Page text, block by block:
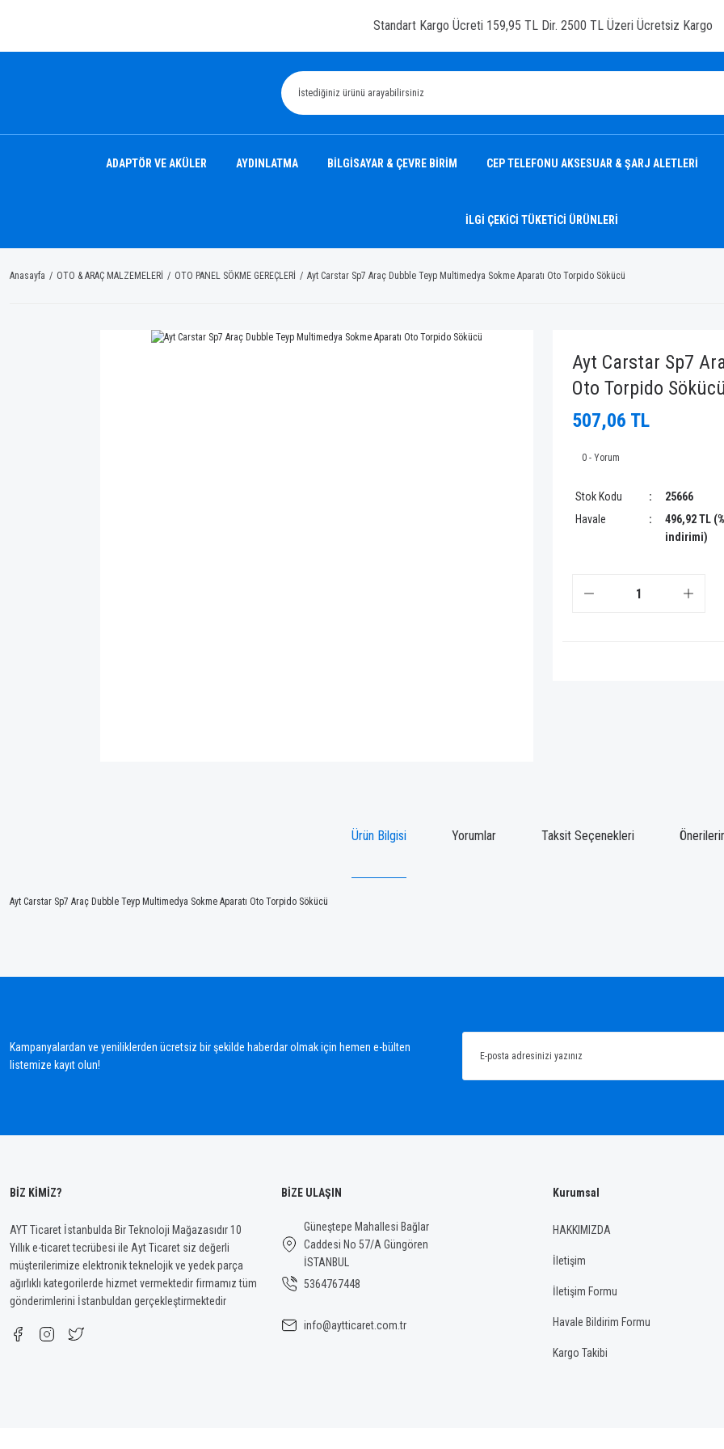
Standart Kargo Ücreti 159,95 TL Dir. 2500 TL Üzeri Ücretsiz Kargo
ADAPTÖR VE AKÜLER AYDINLATMA BİLGİSAYAR & ÇEVRE BİRİM CEP TELEFONU AKSESUAR & ŞARJ ALETLERİ
İLGİ ÇEKİCİ TÜKETİCİ ÜRÜNLERİ
Anasayfa OTO & ARAÇ MALZEMELERİ OTO PANEL SÖKME GEREÇLERİ Ayt Carstar Sp7 Araç Dubble Teyp Multimedya Sokme Aparatı Oto Torpido Sökücü
Ayt Carstar Sp7
Oto Torpido Sökücü
507,06 TL
0 - Yorum
Stok Kodu 25666
Havale
496,92 TL
indirimi)
Ürün Bilgisi Yorumlar Taksit Seçenekleri
Ayt Carstar Sp7 Araç Dubble Teyp Multimedya Sokme Aparatı Oto Torpido Sökücü
Bu ürüne ilk yorumu siz yapın!
Ürün bilgilerinde hatalar bulunuyor.
Ürün fiyatı diğer sitelerden daha pahalı.
Kampanyalardan ve yeniliklerden ücretsiz bir şekilde haberdar olmak için hemen e-bülten
listemize kayıt olun!
BİZ KİMİZ?
AYT Ticaret İstanbulda Bir Teknoloji Mağazasıdır 10
Yıllık e-ticaret tecrübesi ile Ayt Ticaret siz değerli
müşterilerimize elektronik teknelojik ve yedek parça
ağırlıklı kategorilerde hizmet vermektedir firmamız tüm
gönderimlerini İstanbuldan gerçekleştirmektedir
BİZE ULAŞIN
Güneştepe Mahallesi Bağlar
Caddesi No 57/A Güngören
İSTANBUL
5364767448
info@aytticaret.com.tr
Kurumsal
HAKKIMIZDA
İletişim
İletişim Formu
Havale Bildirim Formu
Kargo Takibi